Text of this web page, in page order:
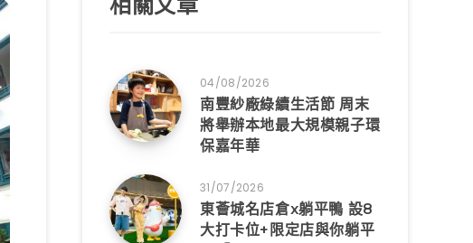
04/08/2026
南豐紗廠綠續生活節 周末
將舉辦本地最大規模親子環
保嘉年華
31/07/2026
東薈城名店倉x躺平鴨 設8
大打卡位+限定店與你躺平